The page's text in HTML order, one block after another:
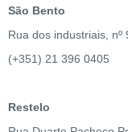
São Bento
Rua dos industriais, nº
(+351) 21 396 0405
Restelo